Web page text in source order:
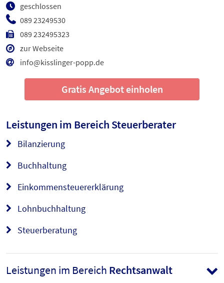
089 23249530
089 232495323
zur Webseite
info@kisslinger-popp.de
geschlossen
Gratis Angebot einholen
Leistungen im Bereich Steuerberater
Bilanzierung
Buchhaltung
Einkommensteuererklärung
Lohnbuchhaltung
Steuerberatung
Leistungen im Bereich Rechtsanwalt